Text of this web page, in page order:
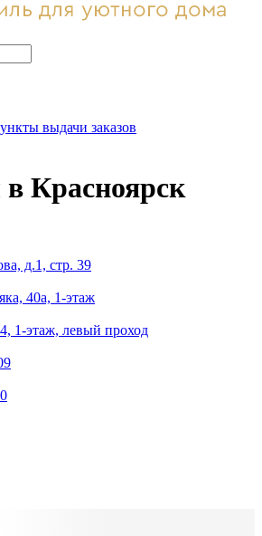
выдачи заказов
Красноярск
д.1, стр. 39
40а, 1-этаж
1-этаж, левый проход